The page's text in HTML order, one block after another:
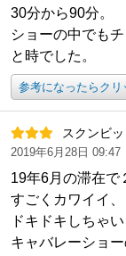
30分から90分。
ショーの中でも
と時でした。
参考になったらクリ
スクンビ
2019年6月28日 09:47
19年6月の滞在で
すごくカワイイ
ドキドキしちゃい
キャバレーショ